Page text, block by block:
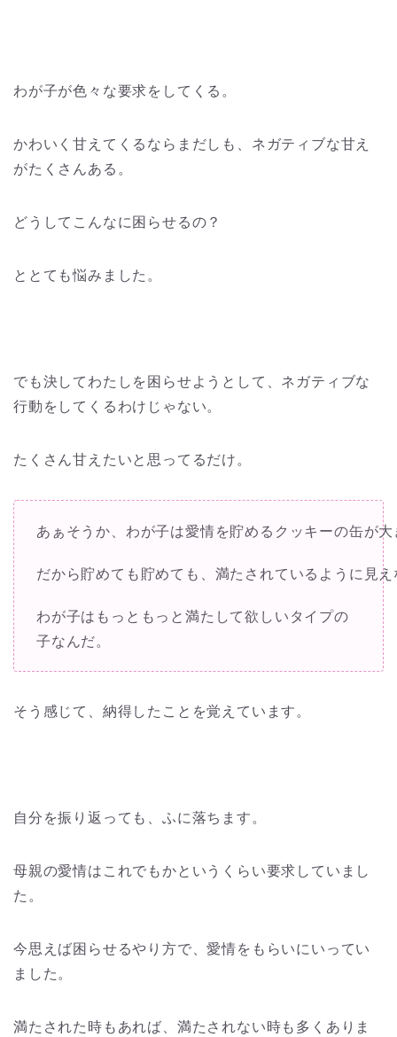
わが子が色々な要求をしてくる。
かわいく甘えてくるならまだしも、ネガティブな甘え
がたくさんある。
どうしてこんなに困らせるの？
ととても悩みました。
でも決してわたしを困らせようとして、ネガティブな
行動をしてくるわけじゃない。
たくさん甘えたいと思ってるだけ。
あぁそうか、わが子は愛情を貯めるクッキーの缶が
だから貯めても貯めても、満たされているように見
わが子はもっともっと満たして欲しいタイプの
子なんだ。
そう感じて、納得したことを覚えています。
自分を振り返っても、ふに落ちます。
母親の愛情はこれでもかというくらい要求していまし
た。
今思えば困らせるやり方で、愛情をもらいにいってい
ました。
満たされた時もあれば、満たされない時も多くありま